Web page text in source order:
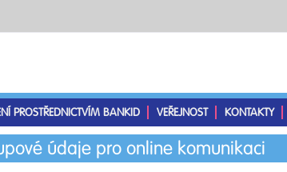
PROSTŘEDNICTVÍM BANKID VEŘEJNOST KONTAKTY
údaje pro online komunikaci